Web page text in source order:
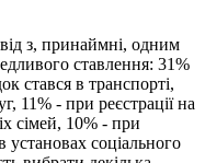
з, принаймні, одним
ставлення: 31%
стався в транспорті,
11% - при реєстрації на
сімей, 10% - при
установах соціального